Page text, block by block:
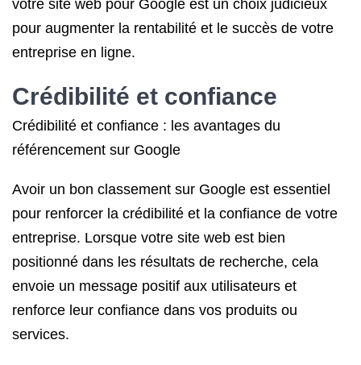
votre site web pour Google est un choix judicieux
pour augmenter la rentabilité et le succès de votre
entreprise en ligne.
Crédibilité et confiance
Crédibilité et confiance : les avantages du
référencement sur Google
Avoir un bon classement sur Google est essentiel
pour renforcer la crédibilité et la confiance de votre
entreprise. Lorsque votre site web est bien
positionné dans les résultats de recherche, cela
envoie un message positif aux utilisateurs et
renforce leur confiance dans vos produits ou
services.